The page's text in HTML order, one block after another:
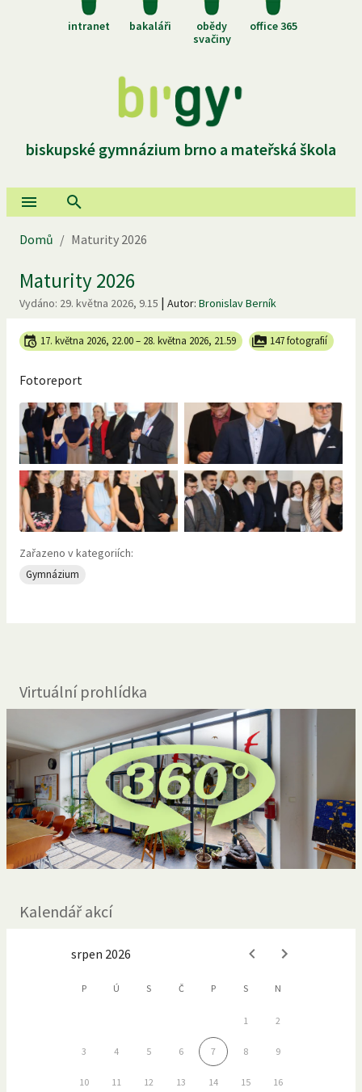
intranet bakaláři
obědy
svačiny
office 365
biskupské gymnázium brno a mateřská škola
Domů / Maturity 2026
Maturity 2026
Vydáno: 29. května 2026, 9.15 | Autor: Bronislav Berník
17. května 2026, 22.00– 28. května 2026, 21.59 147 fotografií
Fotoreport
Zařazeno v kategoriích:
Gymnázium
Virtuální prohlídka
Kalendář akcí
srpen 2026
P Ú S Č P S N
1 2
3 4 5 6 7 8 9
10 11 12 13 14 15 16